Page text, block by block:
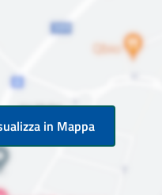
in Mappa